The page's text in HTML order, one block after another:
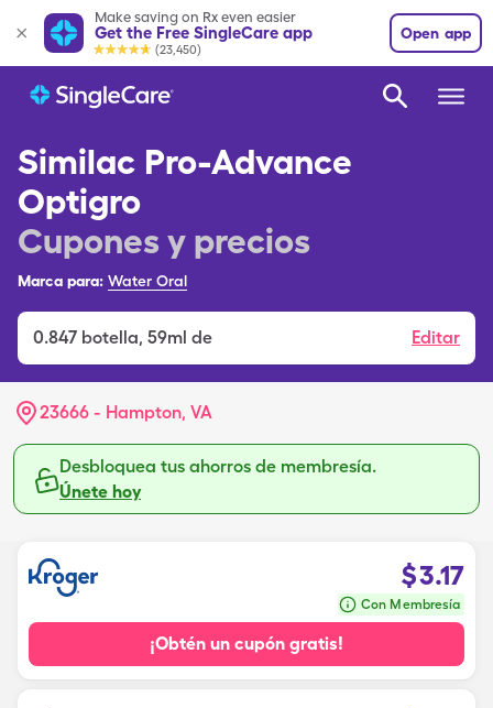
Make saving on Rx even easier
Get the Free SingleCare app
(23,450)
Open app
Similac Pro-Advance
Optigro
Cupones y precios
Marca para: Water Oral
0.847 botella, 59ml de Editar
23666 - Hampton, VA
Desbloquea tus ahorros de membresía.
Únete hoy
$3.17
Con Membresía
¡Obtén un cupón gratis!